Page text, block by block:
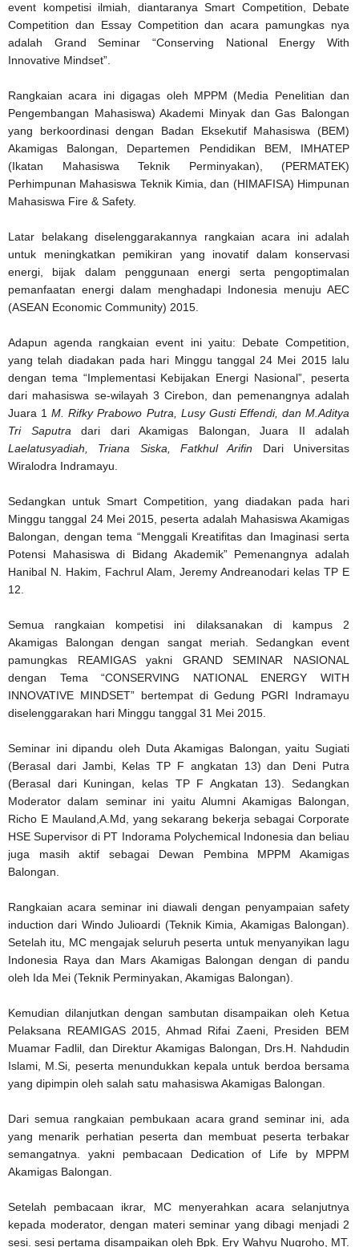
event kompetisi ilmiah, diantaranya Smart Competition, Debate
Competition dan Essay Competition dan acara pamungkas nya
adalah Grand Seminar “Conserving National Energy With
Innovative Mindset”.
Rangkaian acara ini digagas oleh MPPM (Media Penelitian dan
Pengembangan Mahasiswa) Akademi Minyak dan Gas Balongan
yang berkoordinasi dengan Badan Eksekutif Mahasiswa (BEM)
Akamigas Balongan, Departemen Pendidikan BEM, IMHATEP
(Ikatan Mahasiswa Teknik Perminyakan), (PERMATEK)
Perhimpunan Mahasiswa Teknik Kimia, dan (HIMAFISA) Himpunan
Mahasiswa Fire & Safety.
Latar belakang diselenggarakannya rangkaian acara ini adalah
untuk meningkatkan pemikiran yang inovatif dalam konservasi
energi, bijak dalam penggunaan energi serta pengoptimalan
pemanfaatan energi dalam menghadapi Indonesia menuju AEC
(ASEAN Economic Community) 2015.
Adapun agenda rangkaian event ini yaitu: Debate Competition,
yang telah diadakan pada hari Minggu tanggal 24 Mei 2015 lalu
dengan tema “Implementasi Kebijakan Energi Nasional”, peserta
dari mahasiswa se-wilayah 3 Cirebon, dan pemenangnya adalah
Juara 1M. Rifky Prabowo Putra, Lusy Gusti Effendi, dan M.Aditya
Tri Saputra dari dari Akamigas Balongan, Juara II adalah
Laelatusyadiah, Triana Siska, Fatkhul Arifin Dari Universitas
Wiralodra Indramayu.
Sedangkan untuk Smart Competition, yang diadakan pada hari
Minggu tanggal 24 Mei 2015, peserta adalah Mahasiswa Akamigas
Balongan, dengan tema “Menggali Kreatifitas dan Imaginasi serta
Potensi Mahasiswa di Bidang Akademik” Pemenangnya adalah
Hanibal N. Hakim, Fachrul Alam, Jeremy Andreanodari kelas TP E
12.
Semua rangkaian kompetisi ini dilaksanakan di kampus 2
Akamigas Balongan dengan sangat meriah. Sedangkan event
pamungkas REAMIGAS yakni GRAND SEMINAR NASIONAL
dengan Tema “CONSERVING NATIONAL ENERGY WITH
INNOVATIVE MINDSET” bertempat di Gedung PGRI Indramayu
diselenggarakan hari Minggu tanggal 31 Mei 2015.
Seminar ini dipandu oleh Duta Akamigas Balongan, yaitu Sugiati
(Berasal dari Jambi, Kelas TP F angkatan 13) dan Deni Putra
(Berasal dari Kuningan, kelas TP F Angkatan 13). Sedangkan
Moderator dalam seminar ini yaitu Alumni Akamigas Balongan,
Richo E Mauland,A.Md, yang sekarang bekerja sebagai Corporate
HSE Supervisor di PT Indorama Polychemical Indonesia dan beliau
juga masih aktif sebagai Dewan Pembina MPPM Akamigas
Balongan.
Rangkaian acara seminar ini diawali dengan penyampaian safety
induction dari Windo Julioardi (Teknik Kimia, Akamigas Balongan).
Setelah itu, MC mengajak seluruh peserta untuk menyanyikan lagu
Indonesia Raya dan Mars Akamigas Balongan dengan di pandu
oleh Ida Mei (Teknik Perminyakan, Akamigas Balongan).
Kemudian dilanjutkan dengan sambutan disampaikan oleh Ketua
Pelaksana REAMIGAS 2015, Ahmad Rifai Zaeni, Presiden BEM
Muamar Fadlil, dan Direktur Akamigas Balongan, Drs.H. Nahdudin
Islami, M.Si, peserta menundukkan kepala untuk berdoa bersama
yang dipimpin oleh salah satu mahasiswa Akamigas Balongan.
Dari semua rangkaian pembukaan acara grand seminar ini, ada
yang menarik perhatian peserta dan membuat peserta terbakar
semangatnya. yakni pembacaan Dedication of Life by MPPM
Akamigas Balongan.
Setelah pembacaan ikrar, MC menyerahkan acara selanjutnya
kepada moderator, dengan materi seminar yang dibagi menjadi 2
sesi. sesi pertama disampaikan oleh Bpk. Ery Wahyu Nugroho, MT.